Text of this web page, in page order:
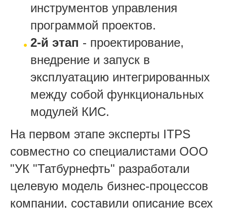
инструментов управления
программой проектов.
2-й этап - проектирование,
внедрение и запуск в
эксплуатацию интегрированных
между собой функциональных
модулей КИС.
На первом этапе эксперты ITPS
совместно со специалистами ООО
"УК "Татбурнефть" разработали
целевую модель бизнес-процессов
компании, составили описание всех